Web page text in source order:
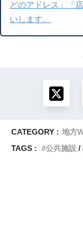
どのアドレス」「
いします。
CATEGORY : 地方
TAGS :
公共施設